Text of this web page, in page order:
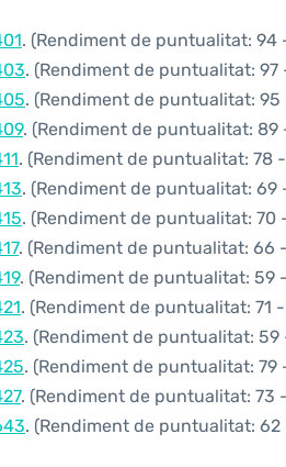
. (Rendiment de puntualitat: 94
. (Rendiment de puntualitat:
. (Rendiment de puntualitat:
. (Rendiment de puntualitat: 89
. (Rendiment de puntualitat: 78
. (Rendiment de puntualitat: 69
. (Rendiment de puntualitat: 70
. (Rendiment de puntualitat: 66
. (Rendiment de puntualitat: 59
. (Rendiment de puntualitat: 71
. (Rendiment de puntualitat:
. (Rendiment de puntualitat: 79
. (Rendiment de puntualitat: 73
. (Rendiment de puntualitat: 62